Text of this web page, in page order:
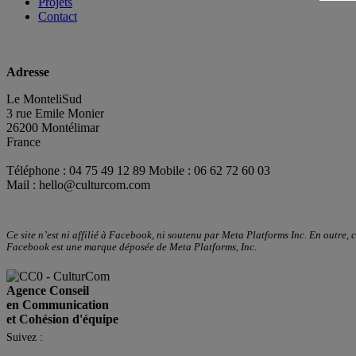
Contact
Adresse
Le MonteliSud
3 rue Emile Monier
26200 Montélimar
France
Téléphone : 04 75 49 12 89 Mobile : 06 62 72 60 03
Mail : hello@culturcom.com
Ce site n’est ni affilié à Facebook, ni soutenu par Meta Platforms Inc. En outre,
Facebook est une marque déposée de Meta Platforms, Inc.
Agence Conseil
en Communication
et Cohésion d'équipe
Suivez :